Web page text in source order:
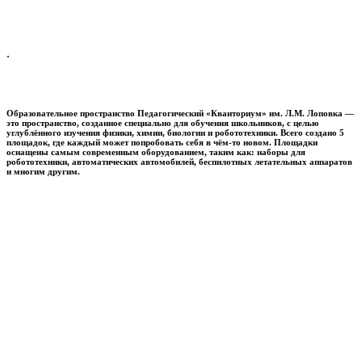
.
Образовательное пространство Педагогический «Кванториум» им. Л.М. Лоповка —
это пространство, созданное специально для обучения школьников, с целью
углублённого изучения физики, химии, биологии и робототехники. Всего создано 5
площадок, где каждый может попробовать себя в чём-то новом. Площадки
оснащены самым современным оборудованием, таким как: наборы для
робототехники, автоматических автомобилей, беспилотных летательных аппаратов
и многим другим.